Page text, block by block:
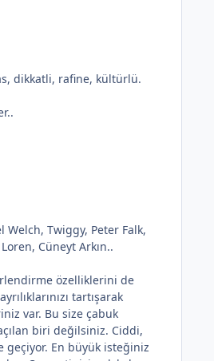
dikkatli, rafine, kültürlü.
Twiggy, Peter Falk,
Cüneyt Arkın..
özelliklerini de
tartışarak
var. Bu size çabuk
biri değilsiniz. Ciddi,
geçiyor. En büyük isteğiniz